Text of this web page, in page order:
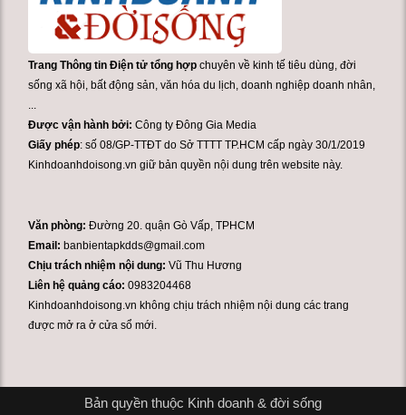
Trang Thông tin Điện tử tổng hợp chuyên về kinh tế tiêu dùng, đời
sống xã hội, bất động sản, văn hóa du lịch, doanh nghiệp doanh nhân,
...
Được vận hành bởi:Công ty Đông Gia Media
Giấy phép: số 08/GP-TTĐT do Sở TTTT TP.HCM cấp ngày 30/1/2019
Kinhdoanhdoisong.vn giữ bản quyền nội dung trên website này.
Văn phòng:Đường 20. quận Gò Vấp, TPHCM
Email: banbientapkdds@gmail.com
Chịu trách nhiệm nội dung: Vũ Thu Hương
Liên hệ quảng cáo:0983204468
Kinhdoanhdoisong.vn không chịu trách nhiệm nội dung các trang
được mở ra ở cửa sổ mới.
Bản quyền thuộc Kinh doanh & đời sống